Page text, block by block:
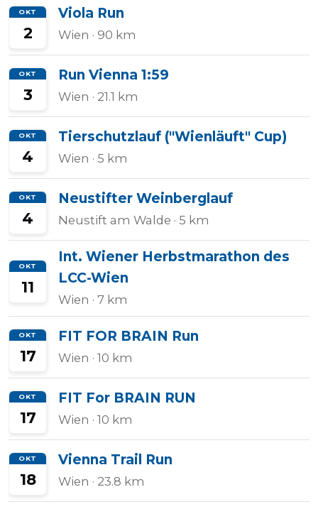
OKT
2
Viola Run
Wien · 90 km
OKT
3
Run Vienna 1:59
Wien · 21.1 km
OKT
4
Tierschutzlauf ("Wienläuft" Cup)
Wien · 5 km
OKT
4
Neustifter Weinberglauf
Neustift am Walde · 5 km
OKT
11
Int. Wiener Herbstmarathon des
LCC-Wien
Wien · 7 km
OKT
17
FIT FOR BRAIN Run
Wien · 10 km
OKT
17
FIT For BRAIN RUN
Wien · 10 km
OKT
18
Vienna Trail Run
Wien · 23.8 km